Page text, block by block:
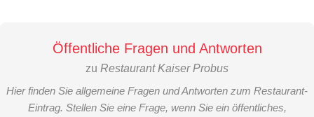
Öffentliche Fragen und Antworten
zu Restaurant Kaiser Probus
Hier finden Sie allgemeine Fragen und Antworten zum Restaurant-
Eintrag. Stellen Sie eine Frage, wenn Sie ein öffentliches,